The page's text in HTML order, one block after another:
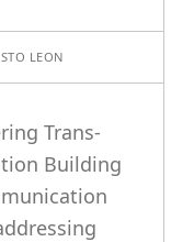
LEON
Trans-
Building